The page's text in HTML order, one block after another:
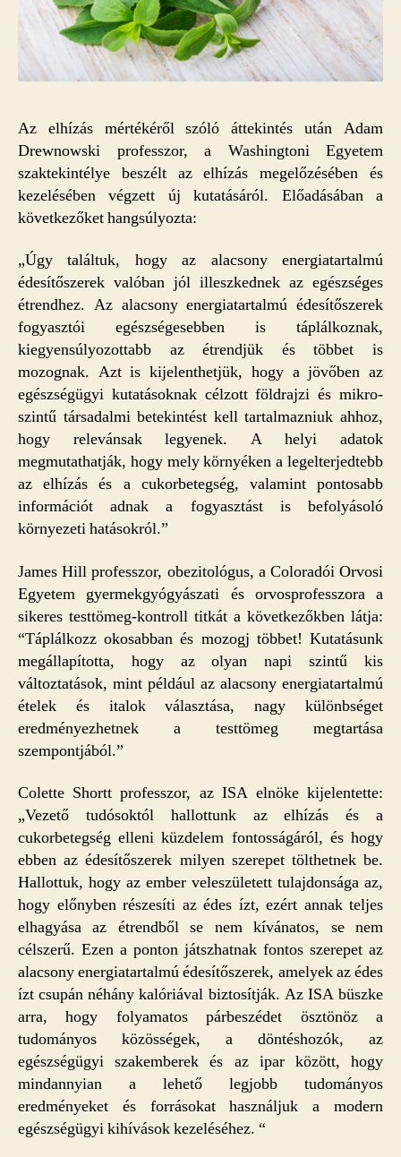
Az elhízás mértékéről szóló áttekintés után Adam
Drewnowski professzor, a Washingtoni Egyetem
szaktekintélye beszélt az elhízás megelőzésében és
kezelésében végzett új kutatásáról. Előadásában a
következőket hangsúlyozta:
„Úgy találtuk, hogy az alacsony energiatartalmú
édesítőszerek valóban jól illeszkednek az egészséges
étrendhez. Az alacsony energiatartalmú édesítőszerek
fogyasztói egészségesebben is táplálkoznak,
kiegyensúlyozottabb az étrendjük és többet is
mozognak. Azt is kijelenthetjük, hogy a jövőben az
egészségügyi kutatásoknak célzott földrajzi és mikro-
szintű társadalmi betekintést kell tartalmazniuk ahhoz,
hogy relevánsak legyenek. A helyi adatok
megmutathatják, hogy mely környéken a legelterjedtebb
az elhízás és a cukorbetegség, valamint pontosabb
információt adnak a fogyasztást is befolyásoló
környezeti hatásokról.”
James Hill professzor, obezitológus, a Coloradói Orvosi
Egyetem gyermekgyógyászati és orvosprofesszora a
sikeres testtömeg-kontroll titkát a következőkben látja:
“Táplálkozz okosabban és mozogj többet! Kutatásunk
megállapította, hogy az olyan napi szintű kis
változtatások, mint például az alacsony energiatartalmú
ételek és italok választása, nagy különbséget
eredményezhetnek a testtömeg megtartása
szempontjából.”
Colette Shortt professzor, az ISA elnöke kijelentette:
„Vezető tudósoktól hallottunk az elhízás és a
cukorbetegség elleni küzdelem fontosságáról, és hogy
ebben az édesítőszerek milyen szerepet tölthetnek be.
Hallottuk, hogy az ember veleszületett tulajdonsága az,
hogy előnyben részesíti az édes ízt, ezért annak teljes
elhagyása az étrendből se nem kívánatos, se nem
célszerű. Ezen a ponton játszhatnak fontos szerepet az
alacsony energiatartalmú édesítőszerek, amelyek az édes
ízt csupán néhány kalóriával biztosítják. Az ISA büszke
arra, hogy folyamatos párbeszédet ösztönöz a
tudományos közösségek, a döntéshozók, az
egészségügyi szakemberek és az ipar között, hogy
mindannyian a lehető legjobb tudományos
eredményeket és forrásokat használjuk a modern
egészségügyi kihívások kezeléséhez. “